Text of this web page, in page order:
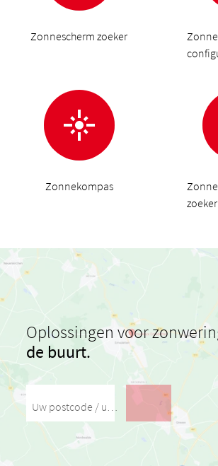
Zonnescherm zoeker
Zonnekompas
zoeker
Oplossingen voor
de buurt.